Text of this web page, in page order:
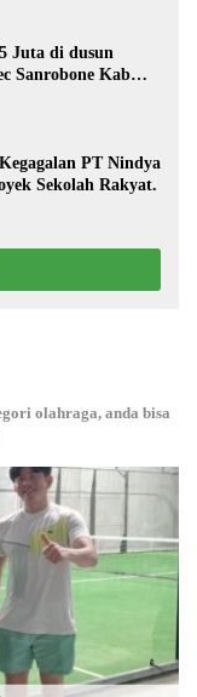
Juta di dusun
Sanrobone Kab
PT Nindya
Sekolah Rakyat.
olahraga, anda bisa